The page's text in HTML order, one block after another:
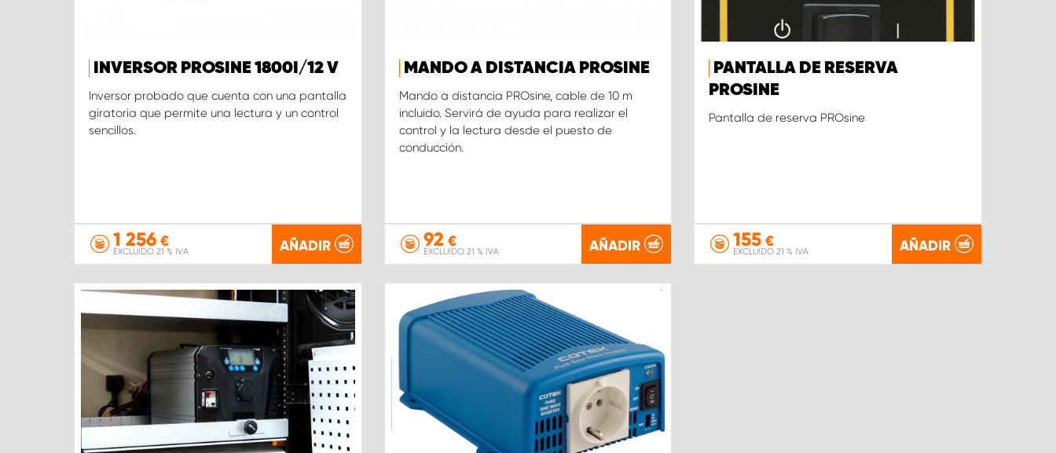
INVERSOR PROSINE 1800I/12 V
Inversor probado que cuenta con una pantalla
giratoria que permite una lectura y un control
sencillos.
1 256 €
EXCLUIDO 21 % IVA AÑADIR
MANDO A DISTANCIA PROSINE
Mando a distancia PROsine, cable de 10 m
incluido. Servirá de ayuda para realizar el
control y la lectura desde el puesto de
conducción.
92 €
EXCLUIDO 21 % IVA AÑADIR
PANTALLA DE RESERVA
PROSINE
Pantalla de reserva PROsine
155 €
EXCLUIDO 21 % IVA AÑADIR